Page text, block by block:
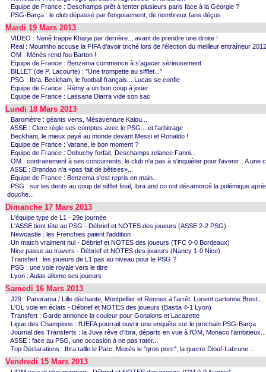
. Equipe de France : Deschamps prêt à tenter plusieurs paris face à la Géorgie ?
. PSG-Barça : le club dépassé par l'engouement, de nombreux fans déçus
Mardi 19 Mars 2013
. VIDEO : Nenê frappe Kharja par derrière... avant de prendre une droite !
. Real : Mourinho accuse la FIFA d'avoir triché lors de l'élection du meilleur entraîneur
. OM : Ménès rend fou Barton !
. Equipe de France : Benzema commence à s'agacer sérieusement
. BILLET (de P. Lacourte) : "Une trompette au sifflet..."
. PSG : Ibra, Beckham, le football français... Lucas se confie
. Equipe de France : Rémy a un bon coup à jouer
. Equipe de France : Lassana Diarra vide son sac
Lundi 18 Mars 2013
. Baromètre : géants verts, Mésaventure Kalou...
. ASSE : Clerc règle ses comptes avec le PSG... et l'arbitrage
. Beckham, le mieux payé au monde devant Messi et Ronaldo !
. Equipe de France : Varane, le bon moment ?
. Equipe de France : Debuchy forfait, Deschamps relance Fanni...
. OM : contrairement à ses concurrents, le club n'a pas à s'inquiéter pour l'avenir... A une
. ASSE : Brandao n'a «pas fait de bêtises»...
. Equipe de France : Benzema s'est repris en main...
. PSG : sur les dents au coup de sifflet final, Ibra and co ont désamorcé la polémique
douche...
Dimanche 17 Mars 2013
. L'équipe type de L1 - 29e journée
. L'ASSE tient tête au PSG - Débrief et NOTES des joueurs (ASSE 2-2 PSG)
. Newcastle : les Frenchies paient l'addition
. Un match vraiment nul - Débrief et NOTES des joueurs (TFC 0-0 Bordeaux)
. Nice passe au travers - Débrief et NOTES des joueurs (Nancy 1-0 Nice)
. Transfert : les joueurs de L1 pas au niveau pour le PSG ?
. PSG : une voie royale vers le titre
. Lyon : Aulas allume ses joueurs
Samedi 16 Mars 2013
. J29 : Panorama / Lille déchante, Montpellier et Rennes à l'arrêt, Lorient cartonne Brest...
. L'OL vole en éclats - Débrief et NOTES des joueurs (Bastia 4-1 Lyon)
. Transfert : Garde annonce la couleur pour Gonalons et Lacazette
. Ligue des Champions : l'UEFA pourrait ouvrir une enquête sur le prochain PSG-Barça
. Journal des Transferts : la Juve rêve d'Ibra, départs en vue à l'OM, Monaco l'ambitieux...
. ASSE : face au PSG, une occasion à ne pas rater...
. Top Déclarations : Ibra taille le Parc, Mexès le "gros porc", la guerre Diouf-Labrune...
Vendredi 15 Mars 2013